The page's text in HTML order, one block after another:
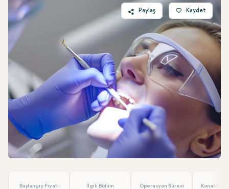
Paylaş
Twitter
Facebook
Linkedin
WhatsApp
E-posta
Kaydet
Başlangıç Fiyatı İlgili Bölüm Operasyon Süresi